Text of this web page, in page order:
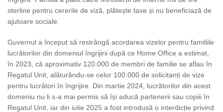
sterline pentru cererile de viză, plătește taxe și nu beneficiază de
ajutoare sociale.
Guvernul a început să restrângă acordarea vizelor pentru familiile
lucrătorilor din domeniul îngrijirii după ce Home Office a estimat,
în 2023, că aproximativ 120.000 de membri de familie se aflau în
Regatul Unit, alăturându-se celor 100.000 de solicitanți de vize
pentru lucrători în îngrijire. Din martie 2024, lucrătorilor din acest
domeniu nu li s-a mai permis să își aducă partenerii sau copiii în
Regatul Unit, iar din iulie 2025 a fost introdusă o interdicție privind